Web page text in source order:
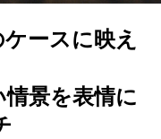
ースに映え
情景を表情に